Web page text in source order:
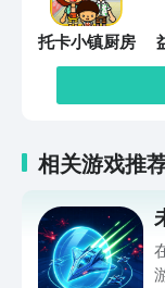
托卡小镇厨房
相关游戏推